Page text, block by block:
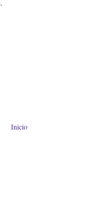
Inicio